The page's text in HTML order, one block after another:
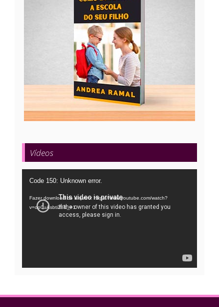
Vídeos
Tocador
vídeo
Code 150: Unknown error.
Fazer download do arquivo: https://www.youtube.com/watch?
v=oo0uAsbti28&_=1